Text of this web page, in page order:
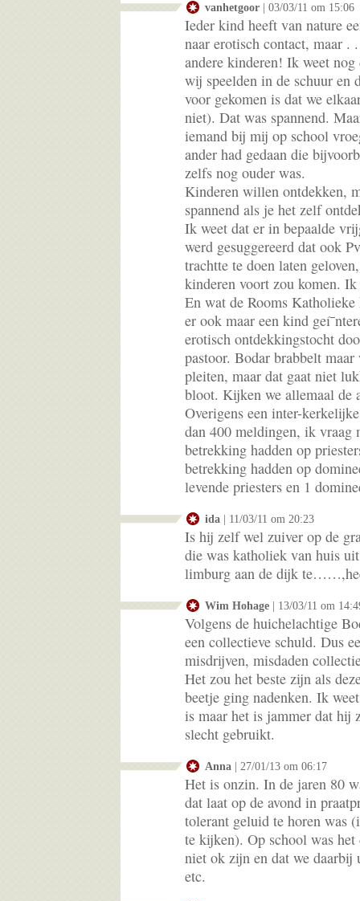
vanhetgoor | 03/03/11 om 15:06
Ieder kind heeft van nature
naar erotisch contact, maar
andere kinderen! Ik weet
wij speelden in de schuur en
voor gekomen is dat we
niet). Dat was spannend.
iemand bij mij op school
ander had gedaan die
zelfs nog ouder was.
Kinderen willen ontdekken,
spannend als je het zelf
Ik weet dat er in bepaalde
werd gesuggereerd dat ook
trachtte te doen laten
kinderen voort zou komen.
En wat de Rooms
er ook maar een kind
erotisch ontdekkingstocht
pastoor. Bodar brabbelt
pleiten, maar dat gaat niet
bloot. Kijken we allemaal de
Overigens een inter-
dan 400 meldingen, ik vraag
betrekking hadden op
betrekking hadden op
levende priesters en 1
ida | 11/03/11 om 20:23
Is hij zelf wel zuiver op de
die was katholiek van huis
limburg aan de dijk
Wim Hohage | 13/03/11 om
Volgens de huichelachtige
een collectieve schuld. Dus
misdrijven, misdaden
Het zou het beste zijn als
beetje ging nadenken. Ik
is maar het is jammer dat hij
slecht gebruikt.
Anna | 27/01/13 om 06:17
Het is onzin. In de jaren 80
dat laat op de avond in
tolerant geluid te horen was
te kijken). Op school was
niet ok zijn en dat we
etc.